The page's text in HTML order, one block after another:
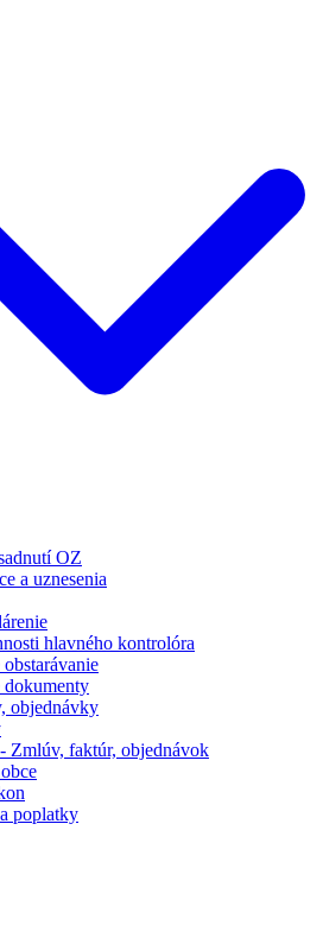
OZ
a uznesenia
hlavného kontrolóra
dokumenty
objednávky
Zmlúv, faktúr, objednávok
poplatky